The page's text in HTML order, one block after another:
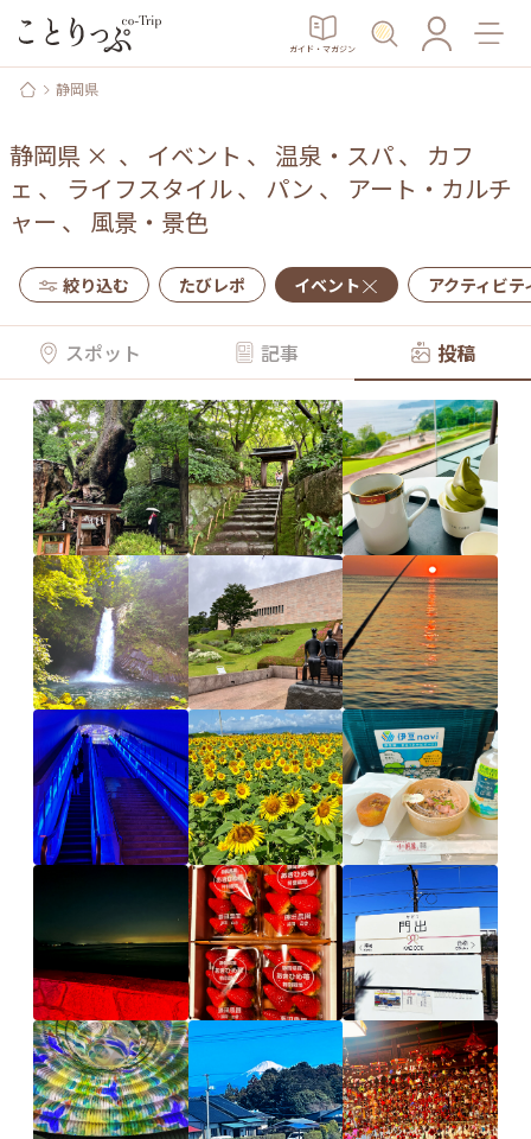
ガイド・マガジン
静岡県
静岡県 × 、 イベント 、 温泉・スパ、 カフ
ェ 、 ライフスタイル、 パン 、 アート・カルチ
ャー 、 風景・景色
絞り込む たびレポ イベント アクティビテ
スポット 記事 投稿